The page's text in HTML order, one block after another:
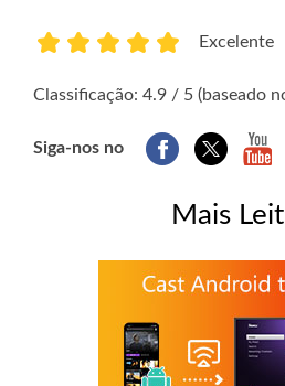
Excelente
Classificação: 4.9 / 5 (baseado
Siga-nos no
Mais